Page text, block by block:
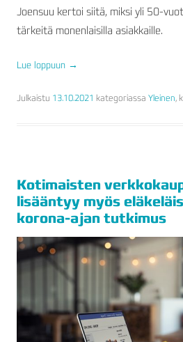
Joensuu kertoi siitä, miksi yli 50-
tärkeitä monenlaisilla asiakkaille.
Lue loppuun →
Julkaistu 13.10.2021 kategoriassa Yleinen,
Kotimaisten
lisääntyy myös
korona-ajan tutkimus